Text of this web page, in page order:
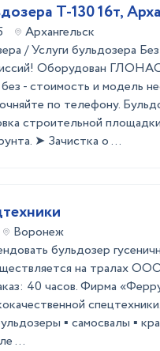
Т-130 16т,
Архангельск
/ Услуги бульдозера
Оборудован
- стоимость и модель
по телефону.
строительной
➤ Зачистка о ...
Воронеж
бульдозер
на тpaлах
40 часов. Фирма
▪️ самосвалы ▪️
...